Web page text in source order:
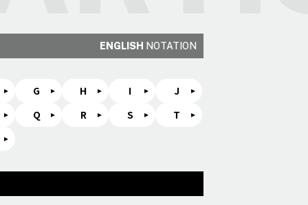
ENGLISH NOTATION
G H I
J
Q
R S T